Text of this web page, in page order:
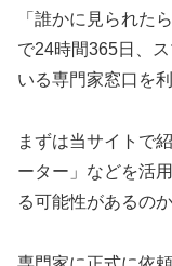
「誰かに見られた
で24時間365日、
いる専門家窓口を
まずは当サイトで
ーター」などを活
る可能性があるの